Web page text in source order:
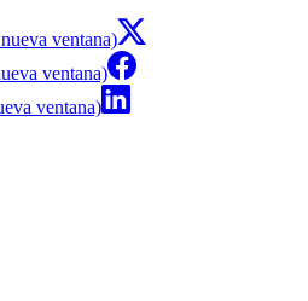
ventana)
ventana)
ventana)